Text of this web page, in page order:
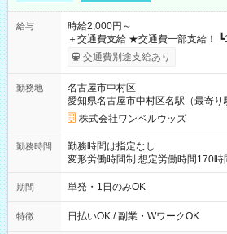
給与
時給2,000円～
＋交通費支給 ★交通費一部支給！ ┗1日500円を超えた分は全額
支給！ ※往復500円以内の方は自己負担
OK！（規定あり） ┗働いたその日
期間なし
交通費別途支給あり
勤務地
名古屋市中村区
愛知県名古屋市中村区名駅（最寄り
株式会社ワンベルウッズ
勤務時間
勤務時間は指定なし
変形労働時間制 想定労働時間170時間/月 ☆シフト例 ＊
10/26 全日共通 08：00～12：00
～9/19のみ下記シフトもあります！ 12
00
期間 単発・1日のみOK
特徴 日払いOK / 副業・WワークOK